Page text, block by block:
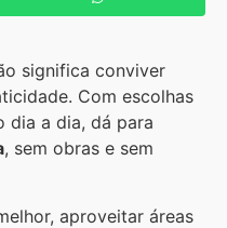
significa conviver
Com escolhas
dia a dia, dá para
, sem obras e sem
aproveitar áreas